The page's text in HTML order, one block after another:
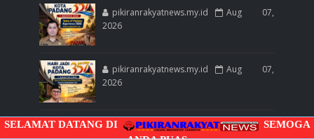
pikiranrakyatnews.my.id
Aug 07,
2026
pikiranrakyatnews.my.id
Aug 07,
2026
pikiranrakyatnews.my.id
Aug 07,
SELAMAT DATANG DI
SEMOGA